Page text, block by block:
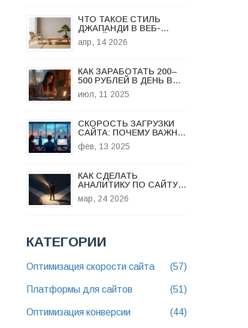
ЧТО ТАКОЕ СТИЛЬ
ДЖАПАНДИ В ВЕБ-
ДИЗАЙНЕ: ГИД ПО
ЭСТЕТИКЕ JAPANDI
апр, 14 2026
КАК ЗАРАБОТАТЬ 200–
500 РУБЛЕЙ В ДЕНЬ В
ИНТЕРНЕТЕ: ПРОСТЫЕ
И ПРОВЕРЕННЫЕ
июл, 11 2025
СКОРОСТЬ ЗАГРУЗКИ
САЙТА: ПОЧЕМУ ВАЖНО
И КАК УЛУЧШИТЬ
фев, 13 2025
КАК СДЕЛАТЬ
АНАЛИТИКУ ПО САЙТУ:
ПОШАГОВОЕ
РУКОВОДСТВО 2026
мар, 24 2026
КАТЕГОРИИ
Оптимизация скорости сайта (57)
Платформы для сайтов (51)
Оптимизация конверсии (44)